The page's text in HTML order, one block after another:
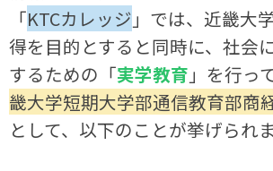
「KTCカレッジ 」では、近畿大
得を目的とすると同時に、社会
するための「実学教育 」を行っ
畿大学短期大学部通信教育部商
として、以下のことが挙げられま